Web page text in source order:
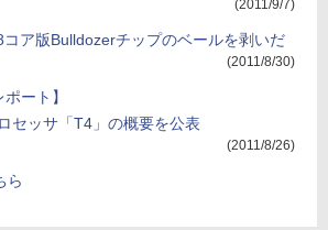
(2011/9/7)
ア版Bulldozerチップのベールを剥いだ
(2011/8/30)
ート】
セッサ「T4」の概要を公表
(2011/8/26)
ら